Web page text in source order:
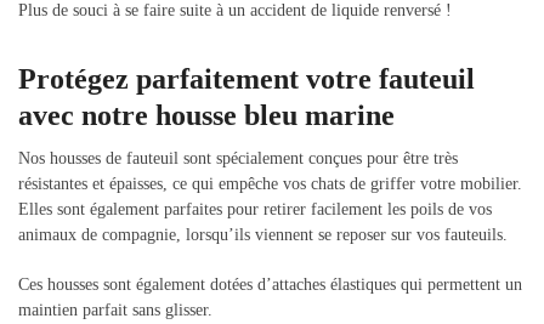
Plus de souci à se faire suite à un accident de liquide renversé !
Protégez parfaitement votre fauteuil
avec notre housse bleu marine
Nos housses de fauteuil sont spécialement conçues pour être très
résistantes et épaisses, ce qui empêche vos chats de griffer votre mobilier.
Elles sont également parfaites pour retirer facilement les poils de vos
animaux de compagnie, lorsqu’ils viennent se reposer sur vos fauteuils.
Ces housses sont également dotées d’attaches élastiques qui permettent un
maintien parfait sans glisser.